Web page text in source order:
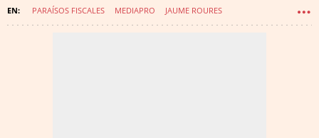
PARAÍSOS FISCALES MEDIAPRO JAUME ROURES